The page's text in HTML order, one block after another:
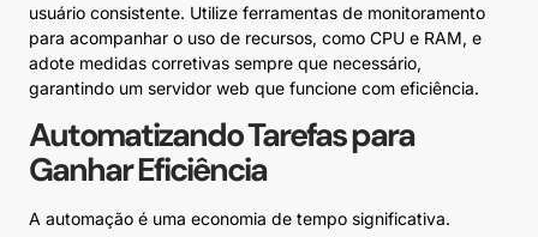
usuário consistente. Utilize ferramentas de monitoramento
para acompanhar o uso de recursos, como CPU e RAM, e
adote medidas corretivas sempre que necessário,
garantindo um servidor web que funcione com eficiência.
Automatizando Tarefas para
Ganhar Eficiência
A automação é uma economia de tempo significativa.